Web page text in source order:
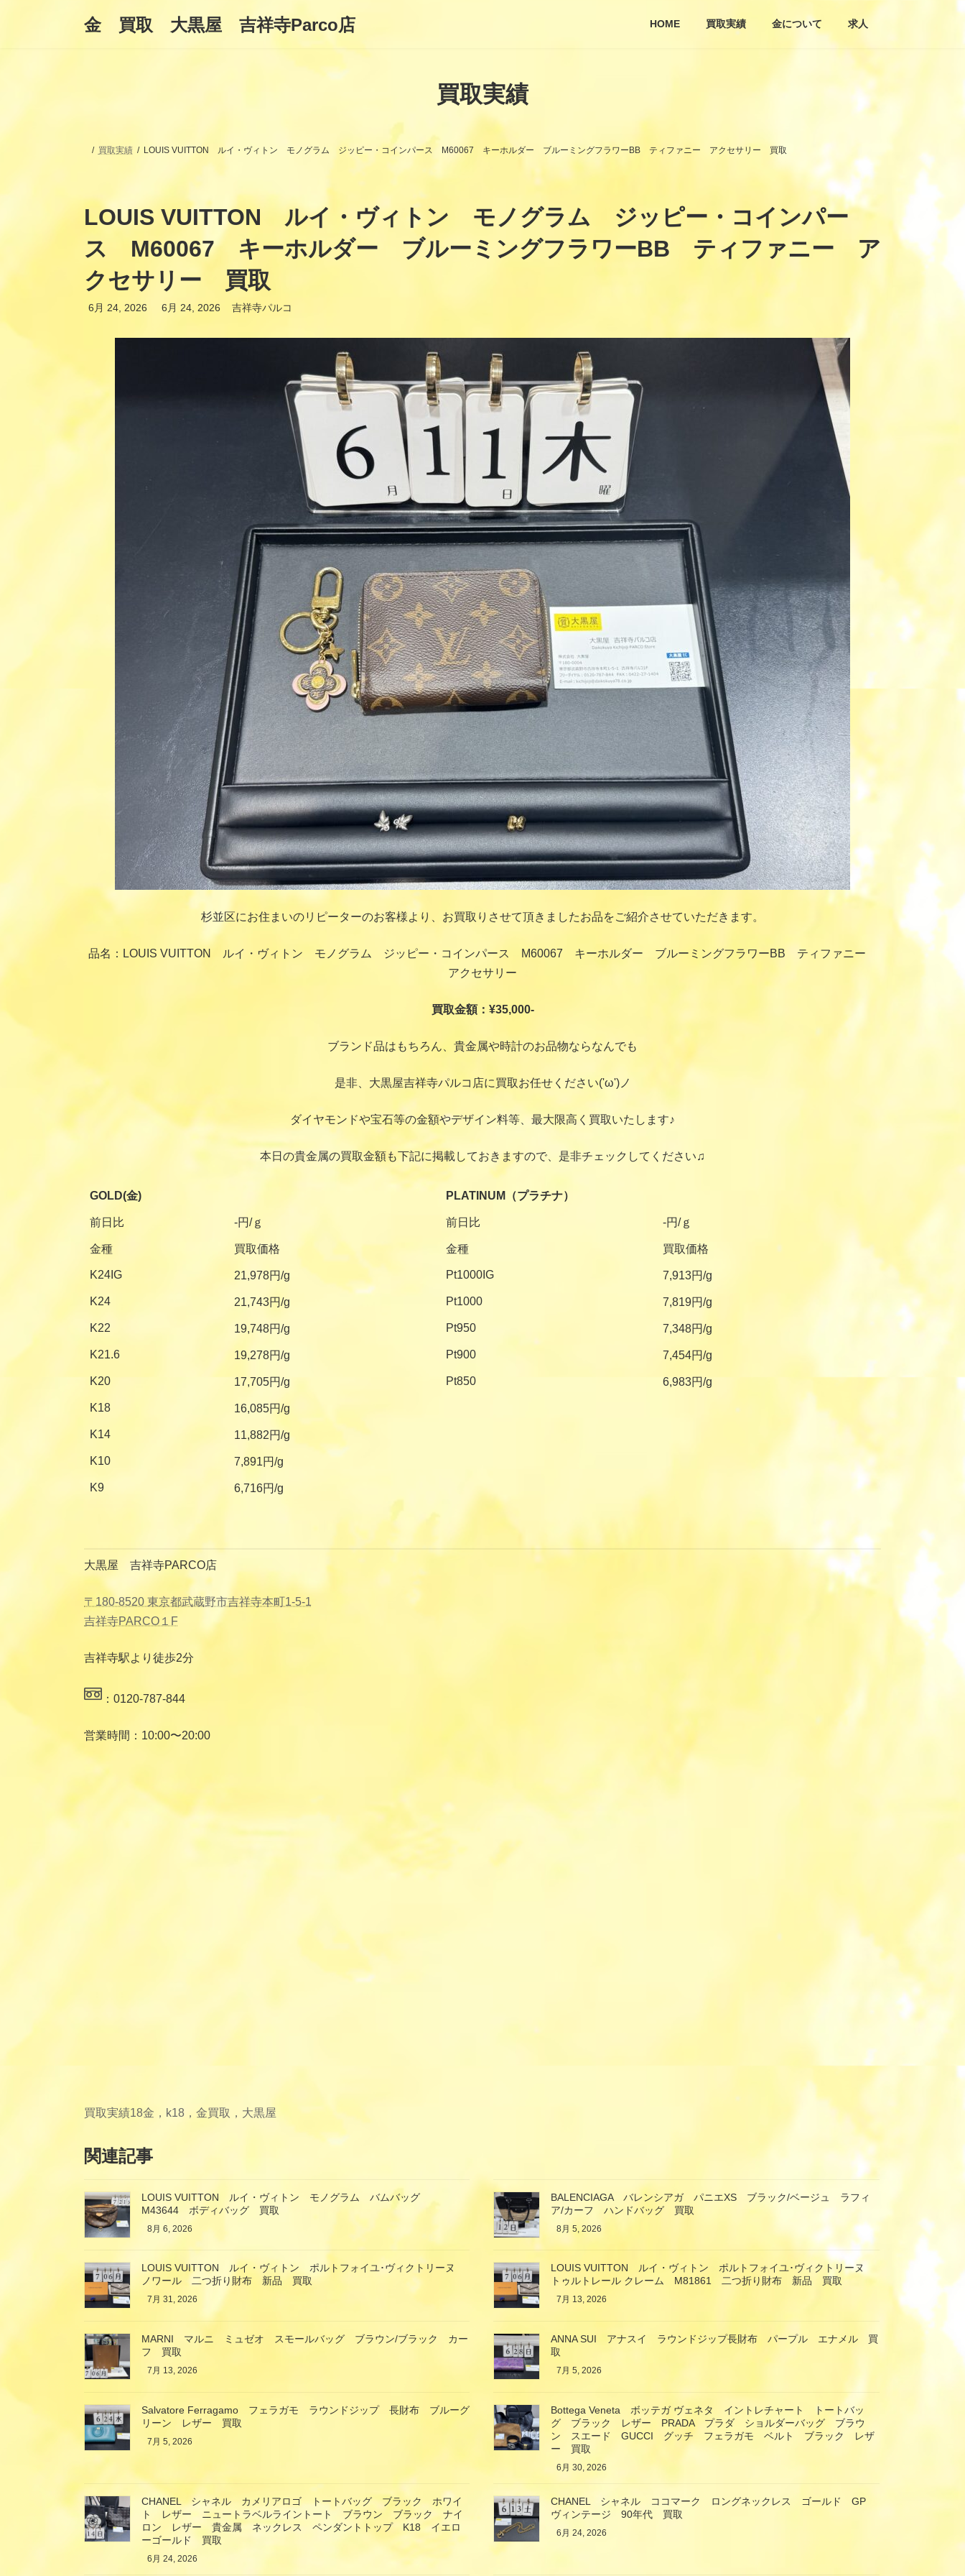
金 買取 大黒屋 吉祥寺Parco店 HOME 買取実績 金について 求人
買取実績
買取実績 LOUIS VUITTON ルイ・ヴィトン モノグラム ジッピー・コインパース M60067 キーホルダー ブルーミングフラワーBB ティファニー アクセサリー 買取
LOUIS VUITTON ルイ・ヴィトン モノグラム ジッピー・コインパー
ス M60067 キーホルダー ブルーミングフラワーBB ティファニー ア
クセサリー 買取
6月 24, 2026
最
6月 24, 2026 吉祥寺パルコ
杉並区にお住まいのリピーターのお客様より、お買取りさせて頂きましたお品をご紹介させていただきます。
品名：LOUIS VUITTON ルイ・ヴィトン モノグラム ジッピー・コインパース M60067 キーホルダー ブルーミングフラワーBB ティファニー
アクセサリー
買取金額：¥35,000-
ブランド品はもちろん、貴金属や時計のお品物ならなんでも
是非、大黒屋吉祥寺パルコ店に買取お任せください('ω')ノ
ダイヤモンドや宝石等の金額やデザイン料等、最大限高く買取いたします♪
本日の貴金属の買取金額も下記に掲載しておきますので、是非チェックしてください♫
GOLD(金) PLATINUM（プラチナ）
前日比 -円/ｇ 前日比 -円/ｇ
金種 買取価格 金種 買取価格
K24IG 21,978円/g Pt1000IG 7,913円/g
K24 21,743円/g Pt1000 7,819円/g
K22 19,748円/g Pt950 7,348円/g
K21.6 19,278円/g Pt900 7,454円/g
K20 17,705円/g Pt850 6,983円/g
K18 16,085円/g
K14 11,882円/g
K10 7,891円/g
K9 6,716円/g
大黒屋 吉祥寺PARCO店
〒180-8520 東京都武蔵野市吉祥寺本町1-5-1
吉祥寺PARCO１F
吉祥寺駅より徒歩2分
：0120-787-844
営業時間：10:00〜20:00
買取実績18金，k18，金買取，大黒屋
関連記事
LOUIS VUITTON ルイ・ヴィトン モノグラム バムバッグ
M43644 ボディバッグ 買取
8月 6, 2026
BALENCIAGA バレンシアガ パニエXS ブラック/ベージュ ラフィ
ア/カーフ ハンドバッグ 買取
8月 5, 2026
LOUIS VUITTON ルイ・ヴィトン ポルトフォイユ･ヴィクトリーヌ
ノワール 二つ折り財布 新品 買取
7月 31, 2026
LOUIS VUITTON ルイ・ヴィトン ポルトフォイユ･ヴィクトリーヌ
トゥルトレール クレーム M81861 二つ折り財布 新品 買取
7月 13, 2026
MARNI マルニ ミュゼオ スモールバッグ ブラウン/ブラック カー
フ 買取
7月 13, 2026
ANNA SUI アナスイ ラウンドジップ長財布 パープル エナメル 買
取
7月 5, 2026
Salvatore Ferragamo フェラガモ ラウンドジップ 長財布 ブルーグ
リーン レザー 買取
7月 5, 2026
Bottega Veneta ボッテガ ヴェネタ イントレチャート トートバッ
グ ブラック レザー PRADA プラダ ショルダーバッグ ブラウ
ン スエード GUCCI グッチ フェラガモ ベルト ブラック レザ
ー 買取
6月 30, 2026
CHANEL シャネル カメリアロゴ トートバッグ ブラック ホワイ
ト レザー ニュートラベルライントート ブラウン ブラック ナイ
ロン レザー 貴金属 ネックレス ペンダントトップ K18 イエロ
ーゴールド 買取
6月 24, 2026
CHANEL シャネル ココマーク ロングネックレス ゴールド GP
ヴィンテージ 90年代 買取
6月 24, 2026